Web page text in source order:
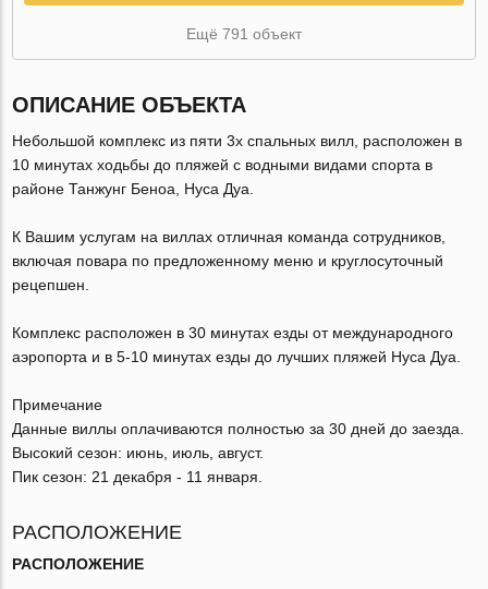
Ещё 791 объект
ОПИСАНИЕ ОБЪЕКТА
Небольшой комплекс из пяти 3х спальных вилл, расположен в
10 минутах ходьбы до пляжей с водными видами спорта в
районе Танжунг Беноа, Нуса Дуа.
К Вашим услугам на виллах отличная команда сотрудников,
включая повара по предложенному меню и круглосуточный
рецепшен.
Комплекс расположен в 30 минутах езды от международного
аэропорта и в 5-10 минутах езды до лучших пляжей Нуса Дуа.
Примечание
Данные виллы оплачиваются полностью за 30 дней до заезда.
Высокий сезон: июнь, июль, август.
Пик сезон: 21 декабря - 11 января.
РАСПОЛОЖЕНИЕ
РАСПОЛОЖЕНИЕ